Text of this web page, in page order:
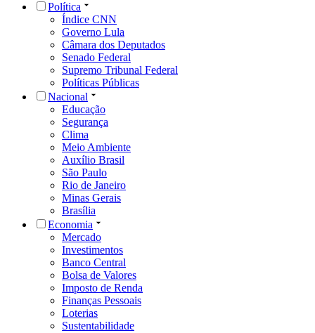
Política
Índice CNN
Governo Lula
Câmara dos Deputados
Senado Federal
Supremo Tribunal Federal
Políticas Públicas
Nacional
Educação
Segurança
Clima
Meio Ambiente
Auxílio Brasil
São Paulo
Rio de Janeiro
Minas Gerais
Brasília
Economia
Mercado
Investimentos
Banco Central
Bolsa de Valores
Imposto de Renda
Finanças Pessoais
Loterias
Sustentabilidade